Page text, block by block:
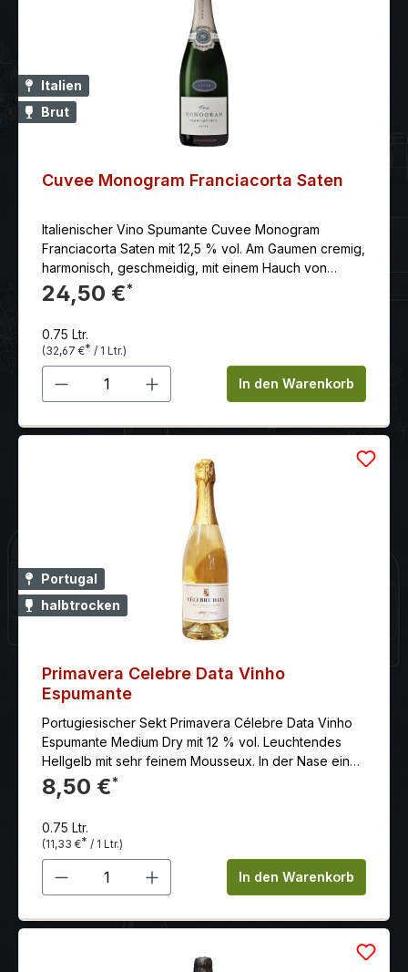
Italien
Brut
Cuvee Monogram Franciacorta Saten
Italienischer Vino Spumante Cuvee Monogram
Franciacorta Saten mit 12,5 % vol. Am Gaumen cremig,
harmonisch, geschmeidig, mit einem Hauch von
frischen exotischen Früchten und frischem Brioche.
24,50 €*
0.75 Ltr.
(32,67 €* / 1 Ltr.)
Produkt Anzahl: Gib denIn den Warenkorb
Portugal
halbtrocken
Primavera Celebre Data Vinho
Espumante
Portugiesischer Sekt Primavera Célebre Data Vinho
Espumante Medium Dry mit 12 % vol. Leuchtendes
Hellgelb mit sehr feinem Mousseux. In der Nase ein
eleganter Duft von Früchten, wie reife Äpfel,
Zitrusnoten und Ananas, gepaart mit dezenten
wider und das weiche Mousseux ist angenehm
animierend. Ein eleganter Eindruck von
Butterhörnchen und Mandeln begleitet das
anhaltende Finale. Rebsorte: Bicai, Arinto Das
südlich von Porto im Herzen von dem
8,50 €*
0.75 Ltr.
(11,33 €* / 1 Ltr.)
Produkt Anzahl: Gib denIn den Warenkorb